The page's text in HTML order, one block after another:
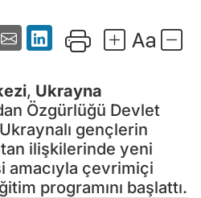
, Ukrayna
Özgürlüğü Devlet
gençlerin
ilişkilerinde yeni
amacıyla çevrimiçi
programını başlattı.